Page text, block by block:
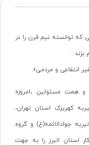
که توانسته نیم قرن را در
.
انتفاعی و مردمی».
همت مسئولین ،امروزه
کهریزک استان تهران،
جوادالائمه(ع) و گروه
استان البرز را به جهت